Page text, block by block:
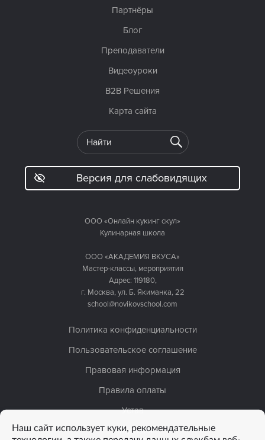
ООО «Онлайн кукинг скул»
Кулинарная школа
ООО «АКАДЕМИЯ ВКУСА»
Мастер-классы, мероприятия
Адрес: 119180,
г. Москва, ул. Б. Якиманка, 22
school@novikovschool.com
Политика конфиденциальности
Пользовательское соглашение
Правовая информация
Правила оплаты
Устав
Лицензия
Партнёры
Блог
Преподаватели
Видеоуроки
B2B Решения
Карта сайта
Версия для слабовидящих
Наш сайт использует куки, рекомендательные